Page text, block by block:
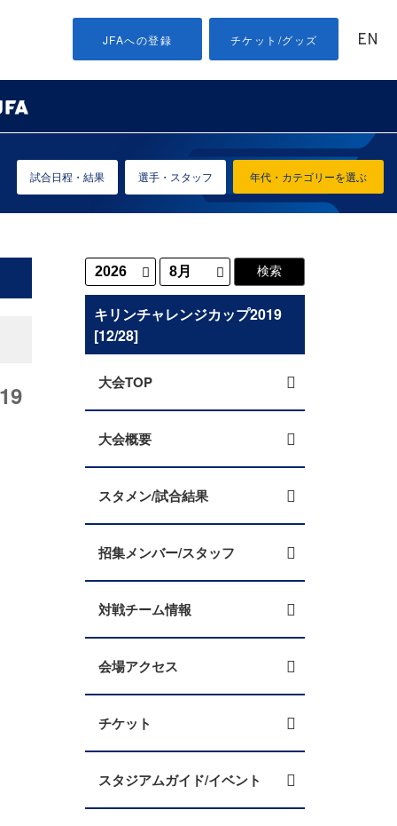
JFAへの登録 チケット/グッズ EN
年代・カテゴリーを選ぶ
試合日程・結果 選手・スタッフ
キリンチャレンジカップ2019
[12/28]
大会TOP
大会概要
スタメン/試合結果
招集メンバー/スタッフ
対戦チーム情報
会場アクセス
チケット
スタジアムガイド/イベント